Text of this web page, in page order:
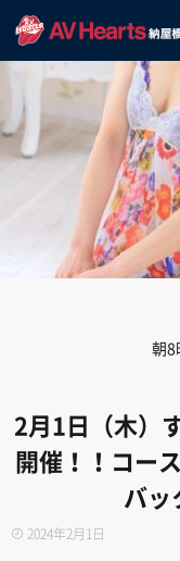
朝8
2月1日（木）
開催！！コー
バッ
2024年2月1日